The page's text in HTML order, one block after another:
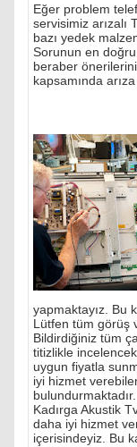
Eğer problem
servisimiz arızalı
bazı yedek
Sorunun en
beraber
kapsamında
yapmaktayız. Bu
Lütfen tüm görüş
Bildirdiğiniz tüm
titizlikle
uygun fiyatla
iyi hizmet
Kadırga Akustik
daha iyi hizmet
içerisindeyiz. Bu